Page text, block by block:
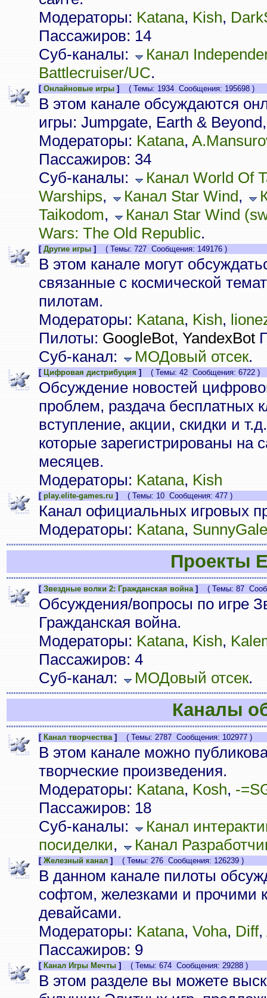
Модераторы: Katana, Kish,
Пассажиров: 14
Суб-каналы:
Канал
Battlecruiser/UC.
[ Онлайновые игры ] ( Темы: 1934 Сообщения: 195698 )
В этом канале обсуждаются
игры: Jumpgate, Earth &
Модераторы: Katana,
Пассажиров: 34
Суб-каналы:
Канал World Of
Warships, Канал Star Wind,
Taikodom,
Канал Star Wind
Wars: The Old Republic.
[ Другие игры ] ( Темы: 727 Сообщения: 149176 )
В этом канале могут
связанные с космической
пилотам.
Модераторы: Katana, Kish,
Пилоты: GoogleBot, YandexBot
Суб-канал:
МОДовый отсек.
[ Цифровая дистрибуция ] ( Темы: 42 Сообщения: 6722 )
Обсуждение новостей
проблем, раздача бесплатных
вступление, акции, скидки и
которые зарегистрированы на
месяцев.
Модераторы: Katana, Kish
[ play.elite-games.ru ] ( Темы: 10 Сообщения: 477 )
Канал официальных игровых
Модераторы: Katana, SunnyGale
Проекты
[ Звездные волки 2: Гражданская война] ( Темы: 87
Обсуждения/вопросы по игре
Гражданская война.
Модераторы: Katana, Kish,
Пассажиров: 4
Суб-канал:
МОДовый отсек.
Каналы
[ Канал творчества] ( Темы: 2787 Сообщения: 102977 )
В этом канале можно
творческие произведения.
Модераторы: Katana, Kosh, -
Пассажиров: 18
Суб-каналы:
Канал
посиделки, Канал
[ Железный канал ] ( Темы: 276 Сообщения: 126239 )
В данном канале пилоты
софтом, железками и прочими
девайсами.
Модераторы: Katana, Voha, Diff,
Пассажиров: 9
[ Канал Игры Мечты ] ( Темы: 674 Сообщения: 29288 )
В этом разделе вы можете